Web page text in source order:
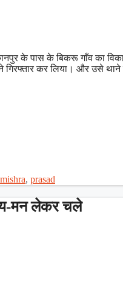
के पास के बिकरू गाँव का
कर लिया। और उसे थाने
mishra, prasad
मन लेकर चले